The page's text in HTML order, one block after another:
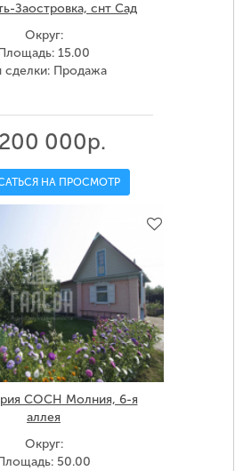
Заостровка, снт Сад
Округ:
15.00
сделки: Продажа
000р.
НА ПРОСМОТР
СОСН Молния, 6-я
аллея
Округ:
50.00